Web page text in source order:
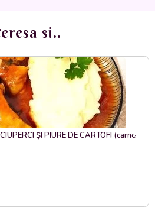
si..
ȘI PIURE DE CARTOFI (carne